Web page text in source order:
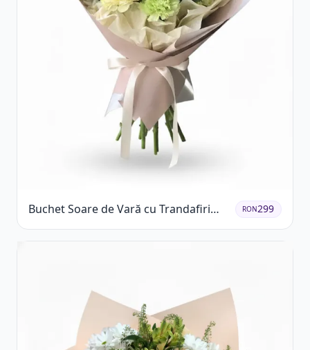
Buchet Soare de Vară cu Trandafiri
Galbeni și Crizanteme Albe
RON299